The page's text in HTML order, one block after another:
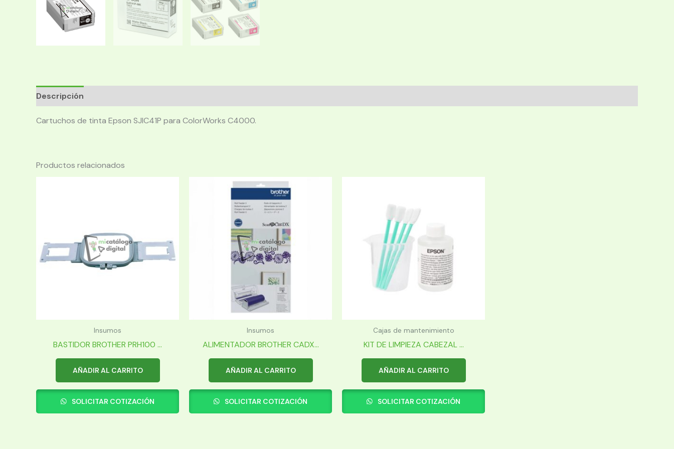
Descripción
Cartuchos de tinta Epson SJIC41P para ColorWorks C4000.
Productos relacionados
Insumos
BASTIDOR BROTHER PRH100 ...
AÑADIR AL CARRITO
SOLICITAR COTIZACIÓN
Insumos
ALIMENTADOR BROTHER CADX...
AÑADIR AL CARRITO
SOLICITAR COTIZACIÓN
Cajas de mantenimiento
KIT DE LIMPIEZA CABEZAL ...
AÑADIR AL CARRITO
SOLICITAR COTIZACIÓN